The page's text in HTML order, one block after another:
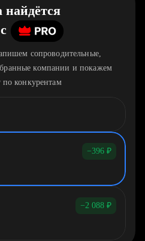
найдётся
c
сопроводительные,
компании и покажем
по конкурентам
−396 ₽
−2 088 ₽